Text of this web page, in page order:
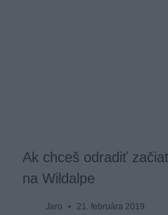
Ak chceš odradiť
na Wildalpe
Jaro 21. februára 2019